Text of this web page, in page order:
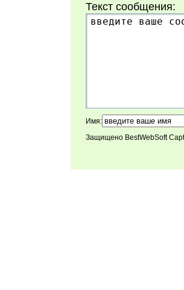
Текст сообщения:
Имя:
Защищено BestWebSoft